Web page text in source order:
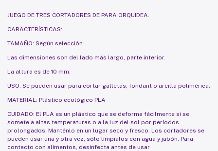
JUEGO DE TRES CORTADORES DE PARA ORQUIDEA.
CARACTERÍSTICAS:
TAMAÑO: Según selección
Las dimensiones son del lado más largo, parte interior.
La altura es de 10 mm.
USO: Se pueden usar para cortar galletas, fondant o arcilla polimérica.
MATERIAL: Plástico ecológico PLA
CUIDADO: El PLA es un plástico que se deforma fácilmente si se
somete a altas temperaturas o a la luz del sol por períodos
prolongados. Manténlo en un lugar seco y fresco. Los cortadores se
pueden usar una y otra vez, sólo límpialos con agua y jabón. Para
contacto con alimentos, desinfecta antes de usar